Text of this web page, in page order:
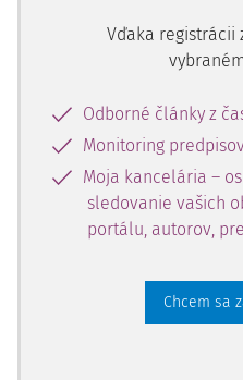
Vďaka registrácii
Odborné články z
Monitoring
Moja kancelária –
sledovanie vašich
portálu, autorov,
Chcem sa